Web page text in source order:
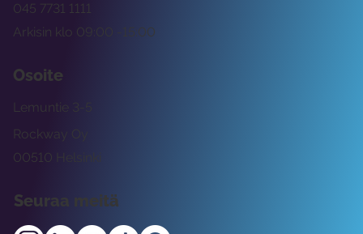
Arkisin klo 09:00 -15:00
045 7731 1111
Osoite
Rockway Oy
Lemuntie 3-5
00510 Helsinki
Seuraa meitä